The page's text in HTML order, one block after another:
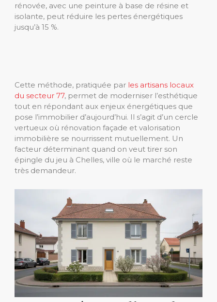
rénovée, avec une peinture à base de résine et
isolante, peut réduire les pertes énergétiques
jusqu’à 15 %.
Cette méthode, pratiquée par les artisans locaux
du secteur 77, permet de moderniser l’esthétique
tout en répondant aux enjeux énergétiques que
pose l’immobilier d’aujourd’hui. Il s’agit d’un cercle
vertueux où rénovation façade et valorisation
immobilière se nourrissent mutuellement. Un
facteur déterminant quand on veut tirer son
épingle du jeu à Chelles, ville où le marché reste
très demandeur.